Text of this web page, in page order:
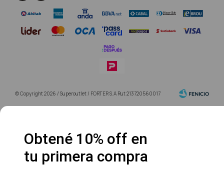
© Copyright 2026 / Superoutlet / FORTER S.A Rut 213720560017
Obtené 10% off en
tu primera compra